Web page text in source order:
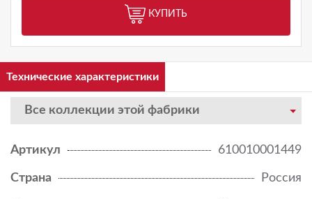
КУПИТЬ
Технические характеристики
Все коллекции этой фабрики
Артикул 610010001449
Страна Россия